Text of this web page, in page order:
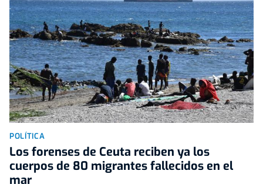
POLÍTICA
Los forenses de Ceuta reciben ya los
cuerpos de 80 migrantes fallecidos en el
mar